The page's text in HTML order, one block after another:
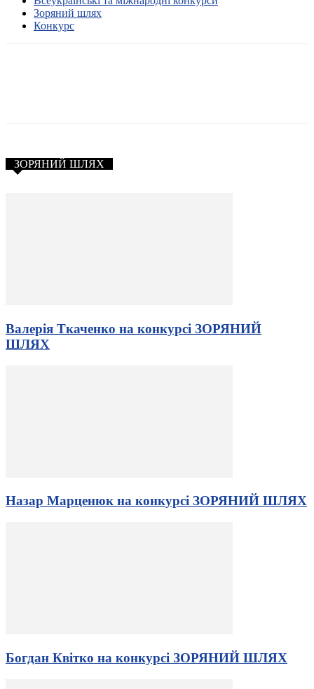
Зоряний шлях
Конкурс
ЗОРЯНИЙ ШЛЯХ
Валерія Ткаченко на конкурсі ЗОРЯНИЙ
ШЛЯХ
Назар Марценюк на конкурсі ЗОРЯНИЙ ШЛЯХ
Богдан Квітко на конкурсі ЗОРЯНИЙ ШЛЯХ